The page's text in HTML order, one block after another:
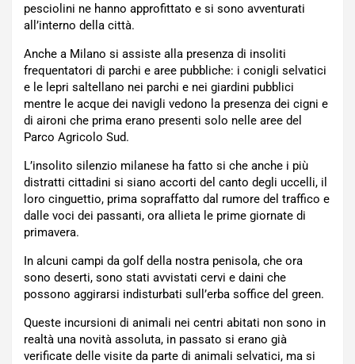
pesciolini ne hanno approfittato e si sono avventurati
all’interno della città.
Anche a Milano si assiste alla presenza di insoliti
frequentatori di parchi e aree pubbliche: i conigli selvatici
e le lepri saltellano nei parchi e nei giardini pubblici
mentre le acque dei navigli vedono la presenza dei cigni e
di aironi che prima erano presenti solo nelle aree del
Parco Agricolo Sud.
L’insolito silenzio milanese ha fatto si che anche i più
distratti cittadini si siano accorti del canto degli uccelli, il
loro cinguettio, prima sopraffatto dal rumore del traffico e
dalle voci dei passanti, ora allieta le prime giornate di
primavera.
In alcuni campi da golf della nostra penisola, che ora
sono deserti, sono stati avvistati cervi e daini che
possono aggirarsi indisturbati sull’erba soffice del green.
Queste incursioni di animali nei centri abitati non sono in
realtà una novità assoluta, in passato si erano già
verificate delle visite da parte di animali selvatici, ma si